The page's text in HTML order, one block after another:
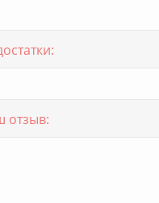
отзыв: